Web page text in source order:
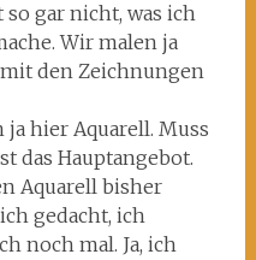
so gar nicht, was ich
Wir malen ja
den Zeichnungen
ja hier Aquarell. Muss
das Hauptangebot.
Aquarell bisher
gedacht, ich
noch mal. Ja, ich